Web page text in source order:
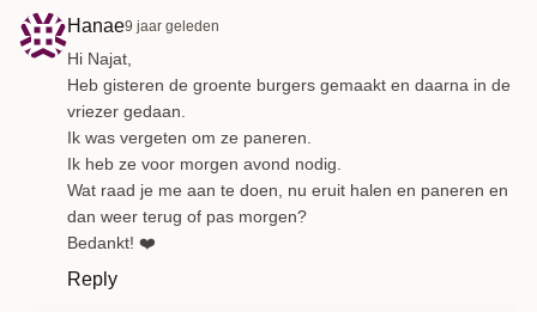
Hanae9 jaar geleden
Hi Najat,
Heb gisteren de groente burgers gemaakt en daarna in de
vriezer gedaan.
Ik was vergeten om ze paneren.
Ik heb ze voor morgen avond nodig.
Wat raad je me aan te doen, nu eruit halen en paneren en
dan weer terug of pas morgen?
Bedankt! ❤️
Reply